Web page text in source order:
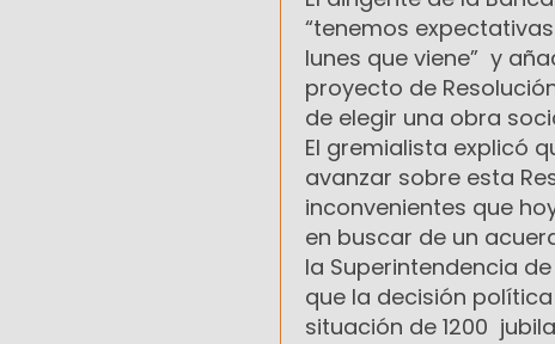
“tenemos
lunes que viene” y
proyecto de
de elegir una obra
El gremialista explicó
avanzar sobre esta
inconvenientes que
en buscar de un
la Superintendencia
que la decisión
situación de 1200